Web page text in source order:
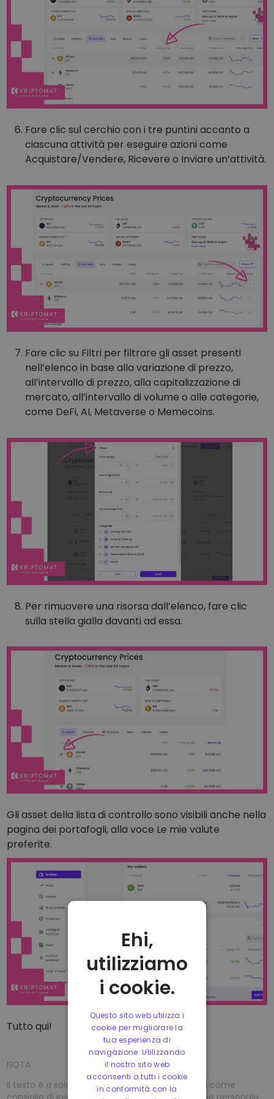
Fare clic sul cerchio con i tre puntini accanto a
ciascuna attività per eseguire azioni come
Acquistare/Vendere, Ricevere o Inviare un’attività.
Fare clic su Filtri per filtrare gli asset presenti
nell’elenco in base alla variazione di prezzo,
all’intervallo di prezzo, alla capitalizzazione di
mercato, all’intervallo di volume o alle categorie,
come DeFi, AI, Metaverse o Memecoins.
Per rimuovere una risorsa dall’elenco, fare clic
sulla stella gialla davanti ad essa.
Gli asset della lista di controllo sono visibili anche nella
pagina dei portafogli, alla voce Le mie valute
preferite.
Tutto qui!
NOTA
Il testo è a solo scopo informativo e non conta come
Ehi,
utilizziamo
i cookie.
Questo sito web utilizza i
cookie per migliorare la
tua esperienza di
navigazione. Utilizzando
il nostro sito web
acconsenti a tutti i cookie
in conformità con la